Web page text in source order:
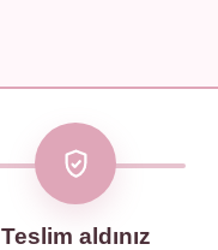
Teslim aldınız